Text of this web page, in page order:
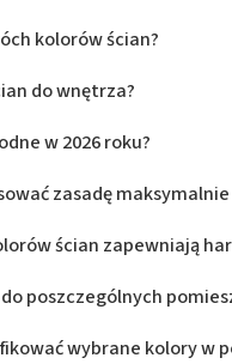
kolorów ścian?
do wnętrza?
w 2026 roku?
zasadę
ścian zapewniają
poszczególnych
wybrane kolory w